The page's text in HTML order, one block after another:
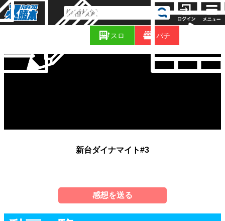
コ
ラ
ム
スロ パチ
新台ダイナマイト#3
感想を送る